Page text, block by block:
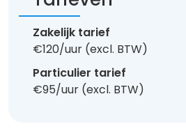
Zakelijk tarief
€120/uur (excl. BTW)
Particulier tarief
€95/uur (excl. BTW)